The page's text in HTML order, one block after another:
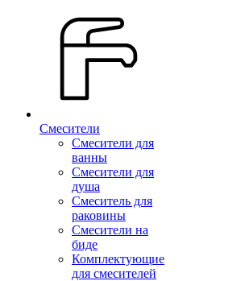
Смесители
Смесители для
ванны
Смесители для
душа
Смеситель для
раковины
Смесители на
биде
Комплектующие
для смесителей